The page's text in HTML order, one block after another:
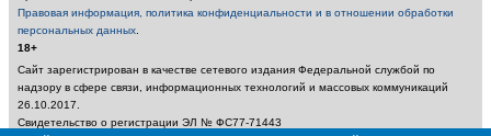
Правовая информация, политика конфиденциальности и в отношении обработки
персональных данных
18+
Сайт зарегистрирован в качестве сетевого издания Федеральной службой по
надзору в сфере связи, информационных технологий и массовых коммуникаций
26.10.2017.
Свидетельство о регистрации ЭЛ № ФС77-71443